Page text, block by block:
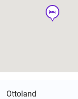
hotel
Ottoland